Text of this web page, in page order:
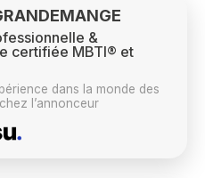
&
certifiée MBTI® et
dans la monde des
l’annonceur